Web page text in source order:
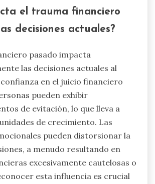
el trauma financiero
decisiones actuales?
pasado impacta
las decisiones actuales al
en el juicio financiero
pueden exhibir
de evitación, lo que lleva a
de crecimiento. Las
pueden distorsionar la
a menudo resultando en
excesivamente cautelosas o
esta influencia es crucial